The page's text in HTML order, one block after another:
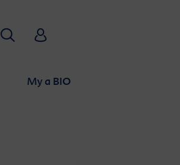
My a BIO
HľadaťHiPP Babyclub